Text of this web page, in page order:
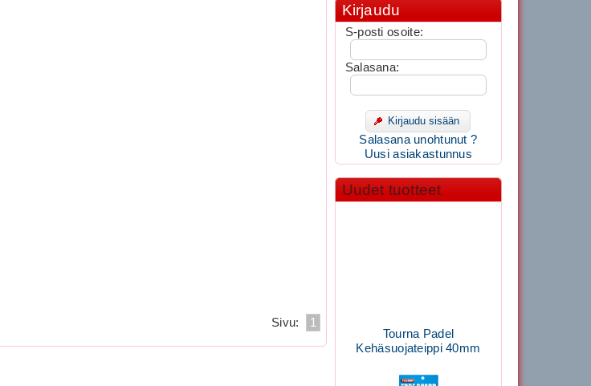
Sivu: 1
Kirjaudu
S-posti osoite:
Salasana:
Kirjaudu sisään
Salasana unohtunut ?
Uusi asiakastunnus
Uudet tuotteet
Kehäsuojateippi 40mm